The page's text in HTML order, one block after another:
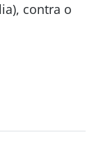
contra o